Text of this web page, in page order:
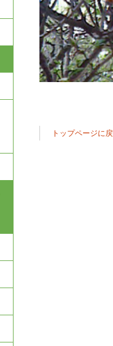
トップページに